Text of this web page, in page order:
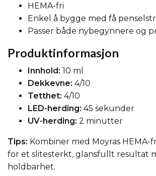
HEMA-fri
Enkel å bygge med få
Passer både nybegynnere og
Produktinformasjon
Innhold: 10 ml
Dekkevne: 4/10
Tetthet: 4/10
LED-herding: 45 sekunder
UV-herding: 2 minutter
Tips: Kombiner med Moyras
for et slitesterkt, glansfullt resultat
holdbarhet.